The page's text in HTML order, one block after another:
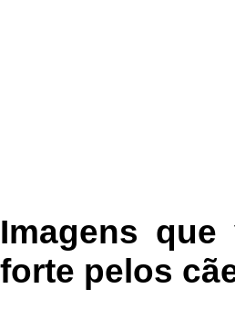
Imagens
forte pelos